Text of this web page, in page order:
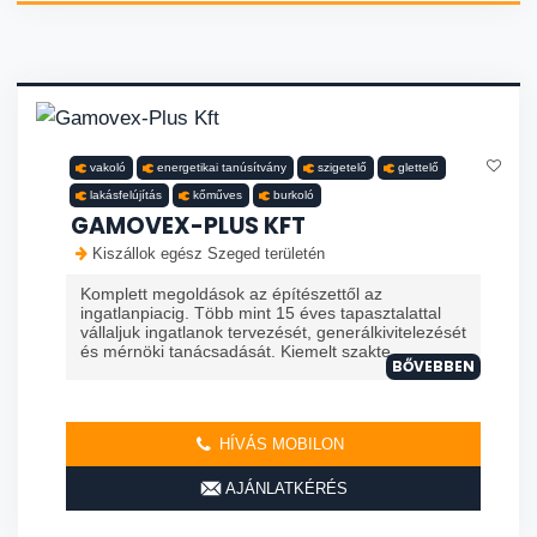
vakoló energetikai tanúsítvány szigetelő glettelő
lakásfelújítás kőműves burkoló
GAMOVEX-PLUS KFT
Kiszállok egész Szeged területén
Komplett megoldások az építészettől az
ingatlanpiacig. Több mint 15 éves tapasztalattal
vállaljuk ingatlanok tervezését, generálkivitelezését
és mérnöki tanácsadását. Kiemelt szakte...
BŐVEBBEN
HÍVÁS MOBILON
AJÁNLATKÉRÉS